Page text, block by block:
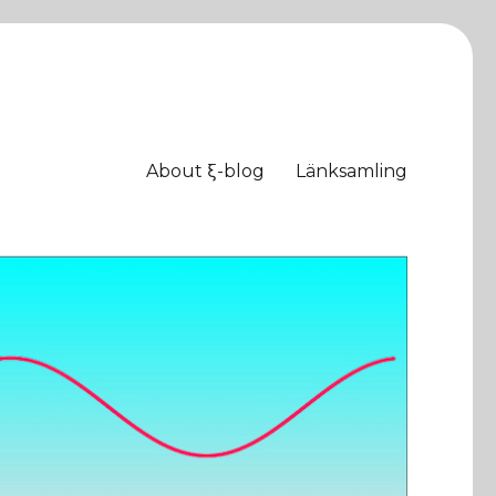
About ξ-blog Länksamling